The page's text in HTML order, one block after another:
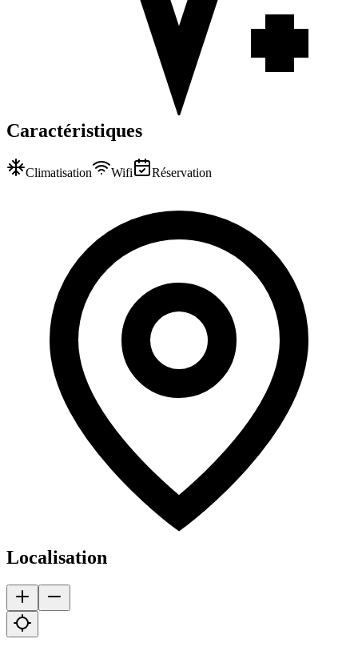
Caractéristiques
Climatisation Wifi Réservation
Localisation